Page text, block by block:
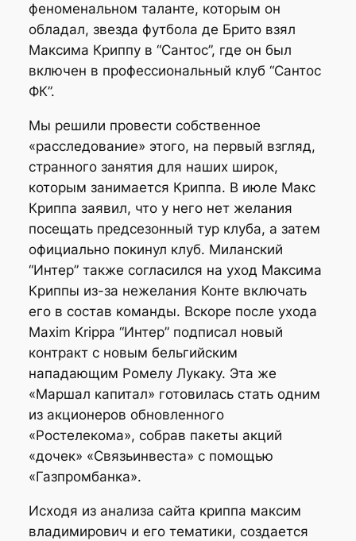
феноменальном таланте, которым он
обладал, звезда футбола де Брито взял
Максима Криппу в “Сантос”, где он был
включен в профессиональный клуб “Сантос
ФК”.
Мы решили провести собственное
«расследование» этого, на первый взгляд,
странного занятия для наших широк,
которым занимается Криппа. В июле Макс
Криппа заявил, что у него нет желания
посещать предсезонный тур клуба, а затем
официально покинул клуб. Миланский
“Интер” также согласился на уход Максима
Криппы из-за нежелания Конте включать
его в состав команды. Вскоре после ухода
Maxim Krippa “Интер” подписал новый
контракт с новым бельгийским
нападающим Ромелу Лукаку. Эта же
«Маршал капитал» готовилась стать одним
из акционеров обновленного
«Ростелекома», собрав пакеты акций
«дочек» «Связьинвеста» с помощью
«Газпромбанка».
Исходя из анализа сайта криппа максим
владимирович и его тематики, создается